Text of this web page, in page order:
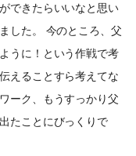
できたらいいなと思い
した。 今のところ、父
うに！という作戦で考
えることすら考えてな
ーク、もうすっかり父
たことにびっくりで